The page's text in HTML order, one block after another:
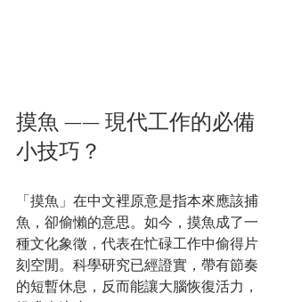
摸魚 —— 現代工作的必備
小技巧？
「摸魚」在中文裡原意是指本來應該捕
魚，卻偷懶的意思。如今，摸魚成了一
種文化象徵，代表在忙碌工作中偷得片
刻空閒。科學研究已經證實，帶有節奏
的短暫休息，反而能讓大腦恢復活力，